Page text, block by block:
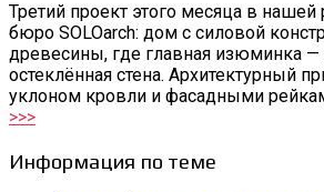
Третий проект этого месяца в
бюро SOLOarch: дом с силовой
древесины, где главная изюминка —
остеклённая стена. Архитектурный
уклоном кровли и фасадными
>>>
Информация по теме